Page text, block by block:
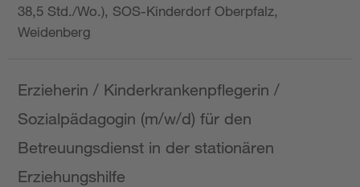
38,5 Std./Wo.), SOS-Kinderdorf Oberpfalz,
Weidenberg
Erzieherin / Kinderkrankenpflegerin /
Sozialpädagogin (m/w/d) für den
Betreuungsdienst in der stationären
Erziehungshilfe